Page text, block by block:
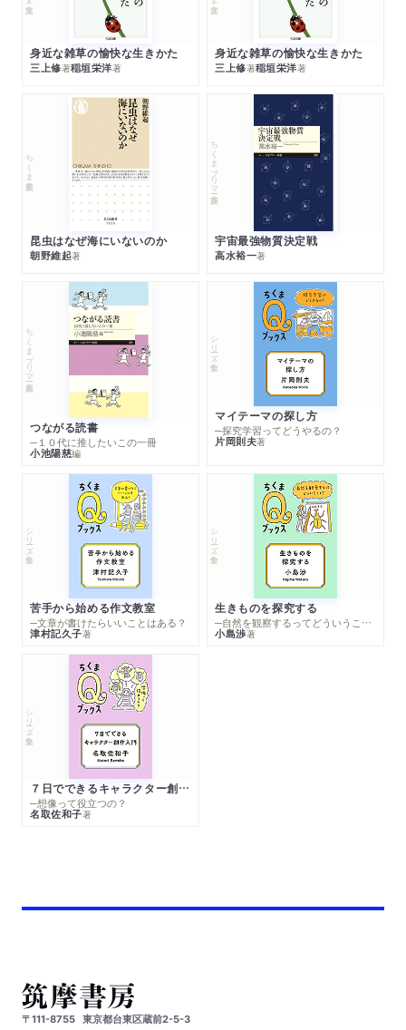
身近な雑草の愉快な生きかた
三上修著稲垣栄洋著
身近な雑草の愉快な生きかた
三上修著稲垣栄洋著
ちくま新書
昆虫はなぜ海にいないのか
朝野維起著
ちくまプリマー新書
宇宙最強物質決定戦
高水裕一著
ちくまプリマー新書
つながる読書
─１０代に推したいこの一冊
小池陽慈編
シリーズ・全集
マイテーマの探し方
─探究学習ってどうやるの？
片岡則夫著
シリーズ・全集
苦手から始める作文教室
─文章が書けたらいいことはある？
津村記久子著
シリーズ・全集
生きものを探究する
─自然を観察するってどういうこと？
小島渉著
シリーズ・全集
７日でできるキャラクター創作入門
─想像って役立つの？
名取佐和子著
〒111-8755 東京都台東区蔵前2-5-3